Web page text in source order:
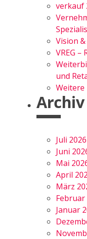
verkauf
Vision
VREG –
und
Weitere
Archiv
Juli 2026
Juni
Mai
April
März
Februar
Januar